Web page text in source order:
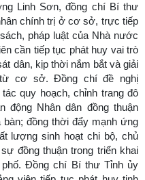
Linh Sơn, đồng chí Bí thư
chính trị ở cơ sở, trực tiếp
pháp luật của Nhà nước
cần tiếp tục phát huy vai trò
dân, kịp thời nắm bắt và giải
cơ sở. Đồng chí đề nghị
quy hoạch, chỉnh trang đô
động Nhân dân đồng thuận
đồng thời đẩy mạnh ứng
lượng sinh hoạt chi bộ, chủ
đồng thuận trong triển khai
Đồng chí Bí thư Tỉnh ủy